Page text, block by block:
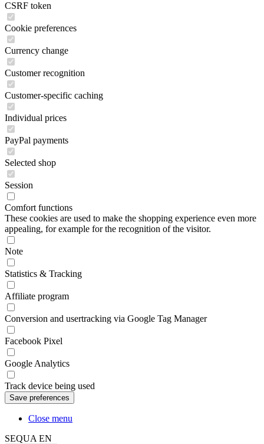
CSRF token
Cookie preferences
Currency change
Customer recognition
Customer-specific caching
Individual prices
PayPal payments
Selected shop
Session
Comfort functions
These cookies are used to make the shopping experience even more
appealing, for example for the recognition of the visitor.
Note
Statistics & Tracking
Affiliate program
Conversion and usertracking via Google Tag Manager
Facebook Pixel
Google Analytics
Track device being used
Close menu
SEQUA EN